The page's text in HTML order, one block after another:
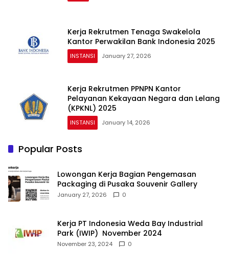
Kerja Rekrutmen Tenaga Swakelola
Kantor Perwakilan Bank Indonesia 2025
INSTANSI January 27, 2026
Kerja Rekrutmen PPNPN Kantor
Pelayanan Kekayaan Negara dan Lelang
(KPKNL) 2025
INSTANSI January 14, 2026
Popular Posts
Lowongan Kerja Bagian Pengemasan
Packaging di Pusaka Souvenir Gallery
January 27, 2026 0
Kerja PT Indonesia Weda Bay Industrial
Park (IWIP) November 2024
November 23, 2024 0